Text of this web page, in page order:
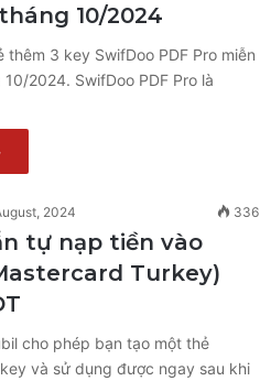
10/2024
thêm 3 key SwifDoo PDF Pro miễn
2024. SwifDoo PDF Pro là
2024 336
tự nạp tiền vào
Turkey)
cho phép bạn tạo một thẻ
và sử dụng được ngay sau khi